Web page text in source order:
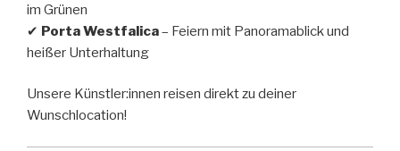
im Grünen
✔ Porta Westfalica– Feiern mit Panoramablick und
heißer Unterhaltung
Unsere Künstler:innen reisen direkt zu deiner
Wunschlocation!